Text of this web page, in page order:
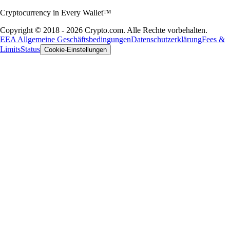
Cryptocurrency in Every Wallet™
Copyright © 2018 - 2026 Crypto.com. Alle Rechte vorbehalten.
EEA Allgemeine GeschäftsbedingungenDatenschutzerklärungFees &
LimitsStatus Cookie-Einstellungen